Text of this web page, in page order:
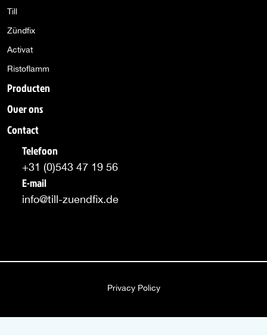
Till
Zündfix
Activat
Ristoflamm
Producten
Over ons
Contact
Telefoon
+31 (0)543 47 19 56
E-mail
info@till-zuendfix.de
Privacy Policy